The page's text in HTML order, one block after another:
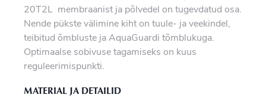
20T2L membraanist ja põlvedel on tugevdatud osa.
Nende pükste välimine kiht on tuule- ja veekindel,
teibitud õmbluste ja AquaGuardi tõmblukuga.
Optimaalse sobivuse tagamiseks on kuus
reguleerimispunkti.
MATERIAL JA DETAILID